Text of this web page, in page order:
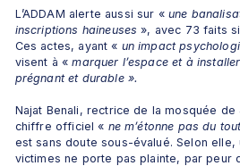
L’ADDAM alerte aussi sur « une
inscriptions haineuses », avec 73 faits
Ces actes, ayant « un impact
visent à « marquer l’espace et à
prégnant et durable ».
Najat Benali, rectrice de la mosquée
chiffre officiel « ne m’étonne pas du
est sans doute sous-évalué. Selon
victimes ne porte pas plainte, par peur